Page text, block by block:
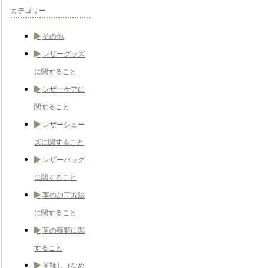
カテゴリー
その他
レザーグッズ
に関すること
レザーケアに
関すること
レザーシュー
ズに関すること
レザーバッグ
に関すること
革の加工方法
に関すること
革の種類に関
すること
革鞣し（なめ